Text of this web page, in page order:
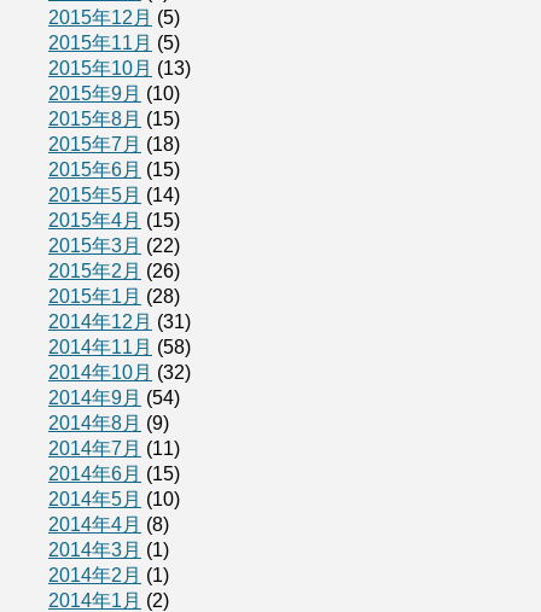
2015年12月 (5)
2015年11月 (5)
2015年10月 (13)
2015年9月 (10)
2015年8月 (15)
2015年7月 (18)
2015年6月 (15)
2015年5月 (14)
2015年4月 (15)
2015年3月 (22)
2015年2月 (26)
2015年1月 (28)
2014年12月 (31)
2014年11月 (58)
2014年10月 (32)
2014年9月 (54)
2014年8月 (9)
2014年7月 (11)
2014年6月 (15)
2014年5月 (10)
2014年4月 (8)
2014年3月 (1)
2014年2月 (1)
2014年1月 (2)